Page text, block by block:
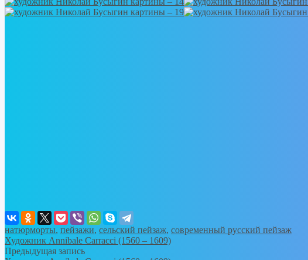
натюрморты, пейзажи, сельский пейзаж, современный русский пейзаж
Художник Annibale Carracci (1560 – 1609)
Предыдущая запись